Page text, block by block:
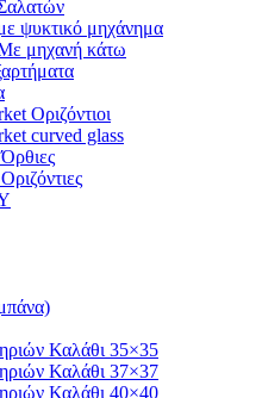
ψυκτικό μηχάνημα
μηχανή κάτω
Οριζόντιοι
curved glass
Καλάθι 35×35
Καλάθι 37×37
Καλάθι 40×40